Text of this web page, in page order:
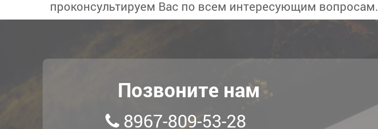
проконсультируем Вас по всем интересующим вопросам.
Позвоните нам
8967-809-53-28